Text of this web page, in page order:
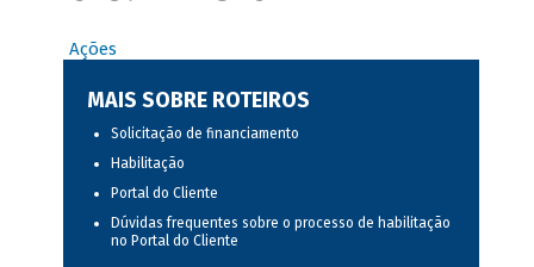
Ações
MAIS SOBRE ROTEIROS
Solicitação de financiamento
Habilitação
Portal do Cliente
Dúvidas frequentes sobre o processo de habilitação
no Portal do Cliente